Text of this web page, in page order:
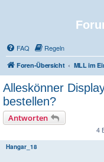
FAQ Regeln
Foren-Übersicht MLL im
Alleskönner
bestellen?
Antworten
4
Hangar_18